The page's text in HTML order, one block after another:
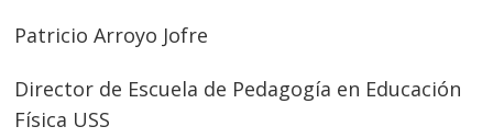
Patricio Arroyo Jofre
Director de Escuela de Pedagogía en Educación
Física USS